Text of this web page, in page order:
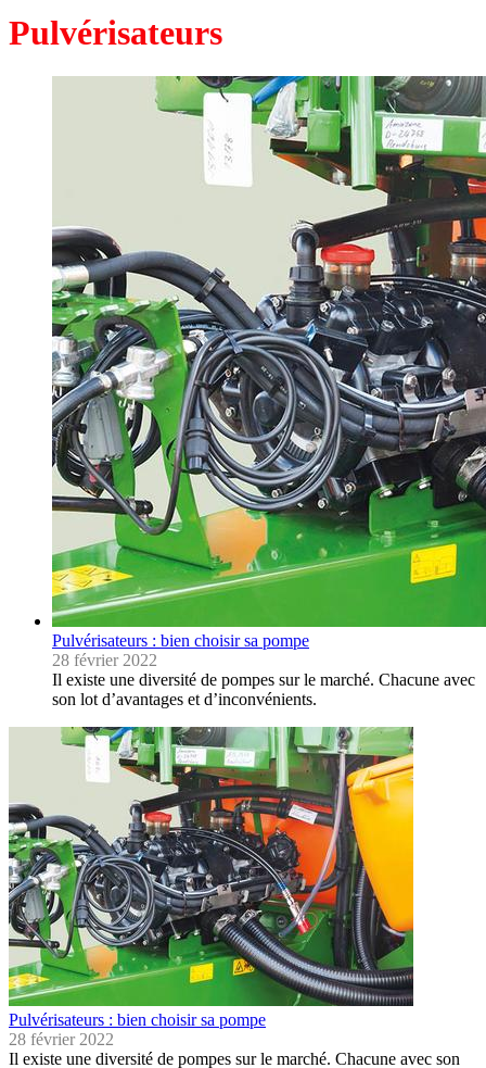
Pulvérisateurs
Pulvérisateurs : bien choisir sa pompe
28 février 2022
Il existe une diversité de pompes sur le marché. Chacune avec
son lot d’avantages et d’inconvénients.
Pulvérisateurs : bien choisir sa pompe
28 février 2022
Il existe une diversité de pompes sur le marché. Chacune avec son